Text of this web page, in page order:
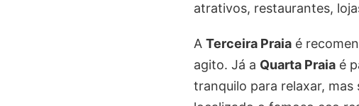
atrativos, restaurantes,
A Terceira Praia é
agito. Já a Quarta Praia é
tranquilo para relaxar, mas